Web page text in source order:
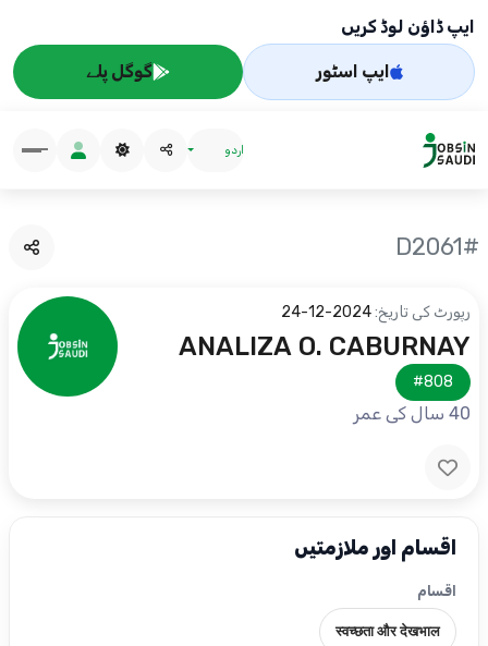
ایپ ڈاؤن لوڈ کریں
ایپ اسٹور گوگل پلے
اردو
#D2061
رپورٹ کی تاریخ:2024-12-24
ANALIZA O. CABURNAY
#808
40 سال کی عمر
اقسام اور ملازمتیں
اقسام
स्वच्छता और देखभाल